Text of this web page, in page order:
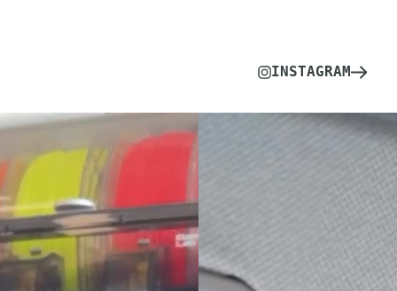
INSTAGRAM